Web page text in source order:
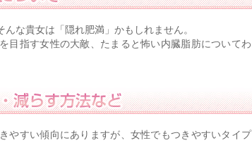
な貴女は「隠れ肥満」かもしれません。
目指す女性の大敵、たまると怖い内臓脂肪についてわ
やすい傾向にありますが、女性でもつきやすいタイプ